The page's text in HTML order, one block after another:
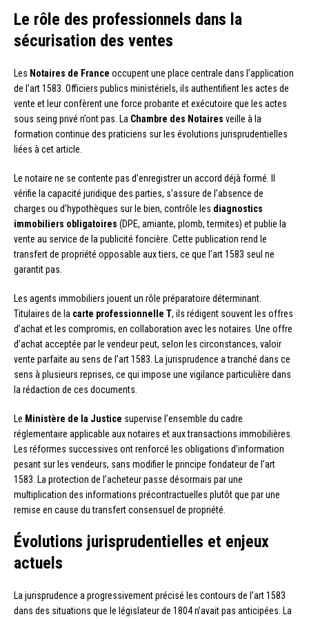
Le rôle des professionnels dans la
sécurisation des ventes
Les Notaires de France occupent une place centrale dans l’application
de l’art 1583. Officiers publics ministériels, ils authentifient les actes de
vente et leur confèrent une force probante et exécutoire que les actes
sous seing privé n’ont pas. La Chambre des Notaires veille à la
formation continue des praticiens sur les évolutions jurisprudentielles
liées à cet article.
Le notaire ne se contente pas d’enregistrer un accord déjà formé. Il
vérifie la capacité juridique des parties, s’assure de l’absence de
charges ou d’hypothèques sur le bien, contrôle les diagnostics
immobiliers obligatoires (DPE, amiante, plomb, termites) et publie la
vente au service de la publicité foncière. Cette publication rend le
transfert de propriété opposable aux tiers, ce que l’art 1583 seul ne
garantit pas.
Les agents immobiliers jouent un rôle préparatoire déterminant.
Titulaires de la carte professionnelle T, ils rédigent souvent les offres
d’achat et les compromis, en collaboration avec les notaires. Une offre
d’achat acceptée par le vendeur peut, selon les circonstances, valoir
vente parfaite au sens de l’art 1583. La jurisprudence a tranché dans ce
sens à plusieurs reprises, ce qui impose une vigilance particulière dans
la rédaction de ces documents.
Le Ministère de la Justice supervise l’ensemble du cadre
réglementaire applicable aux notaires et aux transactions immobilières.
Les réformes successives ont renforcé les obligations d’information
pesant sur les vendeurs, sans modifier le principe fondateur de l’art
1583. La protection de l’acheteur passe désormais par une
multiplication des informations précontractuelles plutôt que par une
remise en cause du transfert consensuel de propriété.
Évolutions jurisprudentielles et enjeux
actuels
La jurisprudence a progressivement précisé les contours de l’art 1583
dans des situations que le législateur de 1804 n’avait pas anticipées. La